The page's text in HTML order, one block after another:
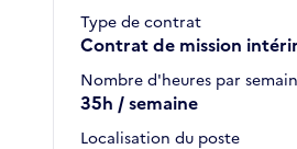
Type de contrat
Contrat de mission
Nombre d'heures par
35h / semaine
Localisation du poste